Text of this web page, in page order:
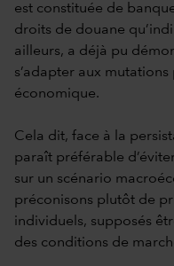
est constituée de
droits de douane
ailleurs, a déjà pu
s’adapter aux
économique.
Cela dit, face à la
paraît préférable
sur un scénario
préconisons plutôt de
individuels, supposés
des conditions de